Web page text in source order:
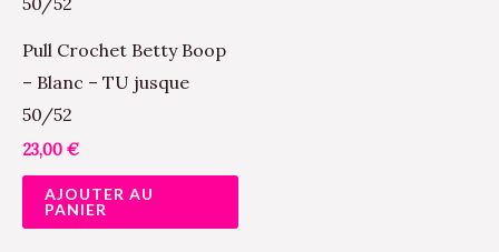
Pull Crochet Betty Boop
– Blanc – TU jusque
50/52
23,00 €
AJOUTER AU
PANIER